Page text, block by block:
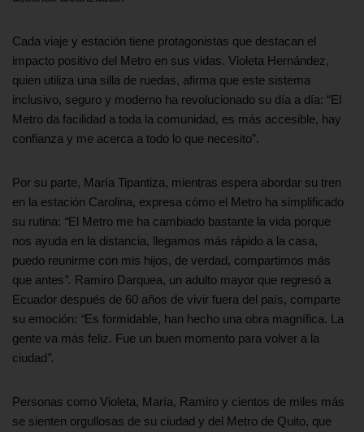
Cada viaje y estación tiene protagonistas que destacan el
impacto positivo del Metro en sus vidas. Violeta Hernández,
quien utiliza una silla de ruedas, afirma que este sistema
inclusivo, seguro y moderno ha revolucionado su día a día: “El
Metro da facilidad a toda la comunidad, es más accesible, hay
confianza y me acerca a todo lo que necesito”.
Por su parte, María Tipantiza, mientras espera abordar su tren
en la estación Carolina, expresa cómo el Metro ha simplificado
su rutina: “El Metro me ha cambiado bastante la vida porque
nos ayuda en la distancia, llegamos más rápido a la casa,
puedo reunirme con mis hijos, de verdad, compartimos más
que antes”. Ramiro Darquea, un adulto mayor que regresó a
Ecuador después de 60 años de vivir fuera del país, comparte
su emoción: “Es formidable, han hecho una obra magnífica. La
gente va más feliz. Fue un buen momento para volver a la
ciudad”.
Personas como Violeta, María, Ramiro y cientos de miles más
se sienten orgullosas de su ciudad y del Metro de Quito, que